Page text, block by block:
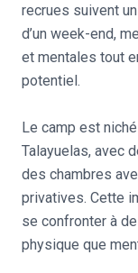
recrues suivent
d’un week-end,
et mentales tout
potentiel.
Le camp est
Talayuelas, avec
des chambres
privatives. Cette
se confronter à
physique que